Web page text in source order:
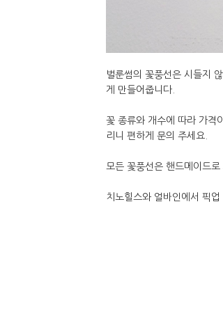
벌룬썸의 꽃풍선은 시들지
게 만들어줍니다.
꽃 종류와 개수에 따라 가격
리니 편하게 문의 주세요.
모든 꽃풍선은 핸드메이드
치노힐스와 얼바인에서 픽